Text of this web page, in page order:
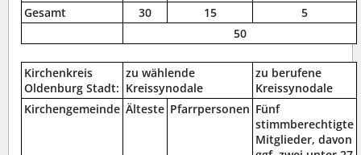
Gesamt
30 15
5
50
Kirchenkreis
Oldenburg Stadt:
zu wählende
Kreissynodale
zu berufene
Kreissynodale
Kirchengemeinde Älteste Pfarrpersonen Fünf
stimmberechtigte
Mitglieder, davon